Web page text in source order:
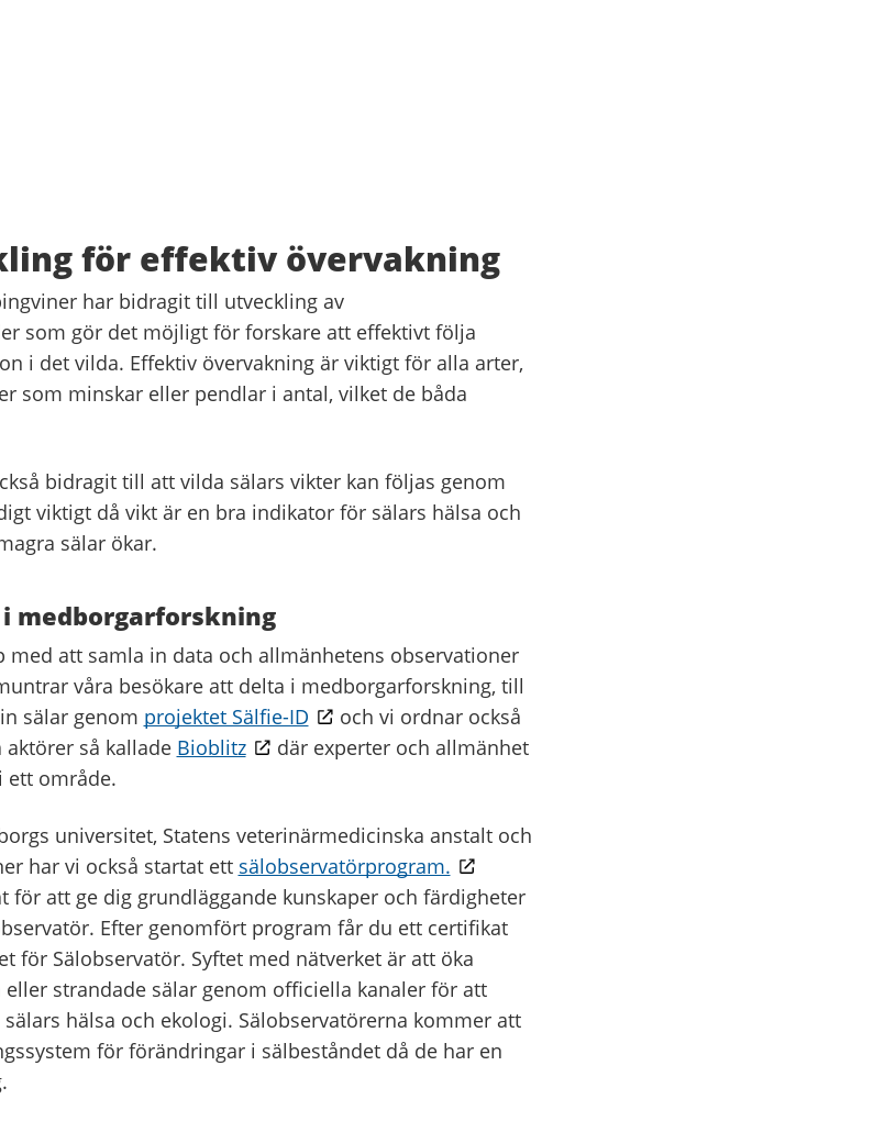
för effektiv övervakning
har bidragit till utveckling av
som gör det möjligt för forskare att effektivt följa
i det vilda. Effektiv övervakning är viktigt för alla arter,
som minskar eller pendlar i antal, vilket de båda
bidragit till att vilda sälars vikter kan följas genom
viktigt då vikt är en bra indikator för sälars hälsa och
sälar ökar.
medborgarforskning
med att samla in data och allmänhetens observationer
våra besökare att delta i medborgarforskning, till
sälar genom projektet Sälfie-ID
och vi ordnar också
så kallade Bioblitz
där experter och allmänhet
ett område.
universitet, Statens veterinärmedicinska anstalt och
har vi också startat ett sälobservatörprogram.
för att ge dig grundläggande kunskaper och färdigheter
Efter genomfört program får du ett certifikat
för Sälobservatör. Syftet med nätverket är att öka
strandade sälar genom officiella kanaler för att
hälsa och ekologi. Sälobservatörerna kommer att
för förändringar i sälbeståndet då de har en